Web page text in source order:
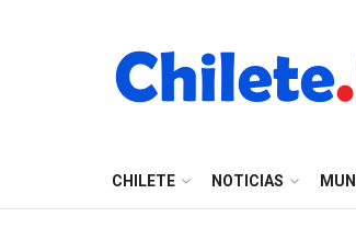
CHILETE NOTICIAS